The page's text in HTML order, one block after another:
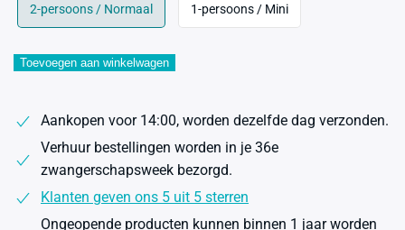
2-persoons / Normaal 1-persoons / Mini
Toevoegen aan winkelwagen
Aankopen voor 14:00, worden dezelfde dag verzonden.
Verhuur bestellingen worden in je 36e
zwangerschapsweek bezorgd.
Klanten geven ons 5 uit 5 sterren
Ongeopende producten kunnen binnen 1 jaar worden